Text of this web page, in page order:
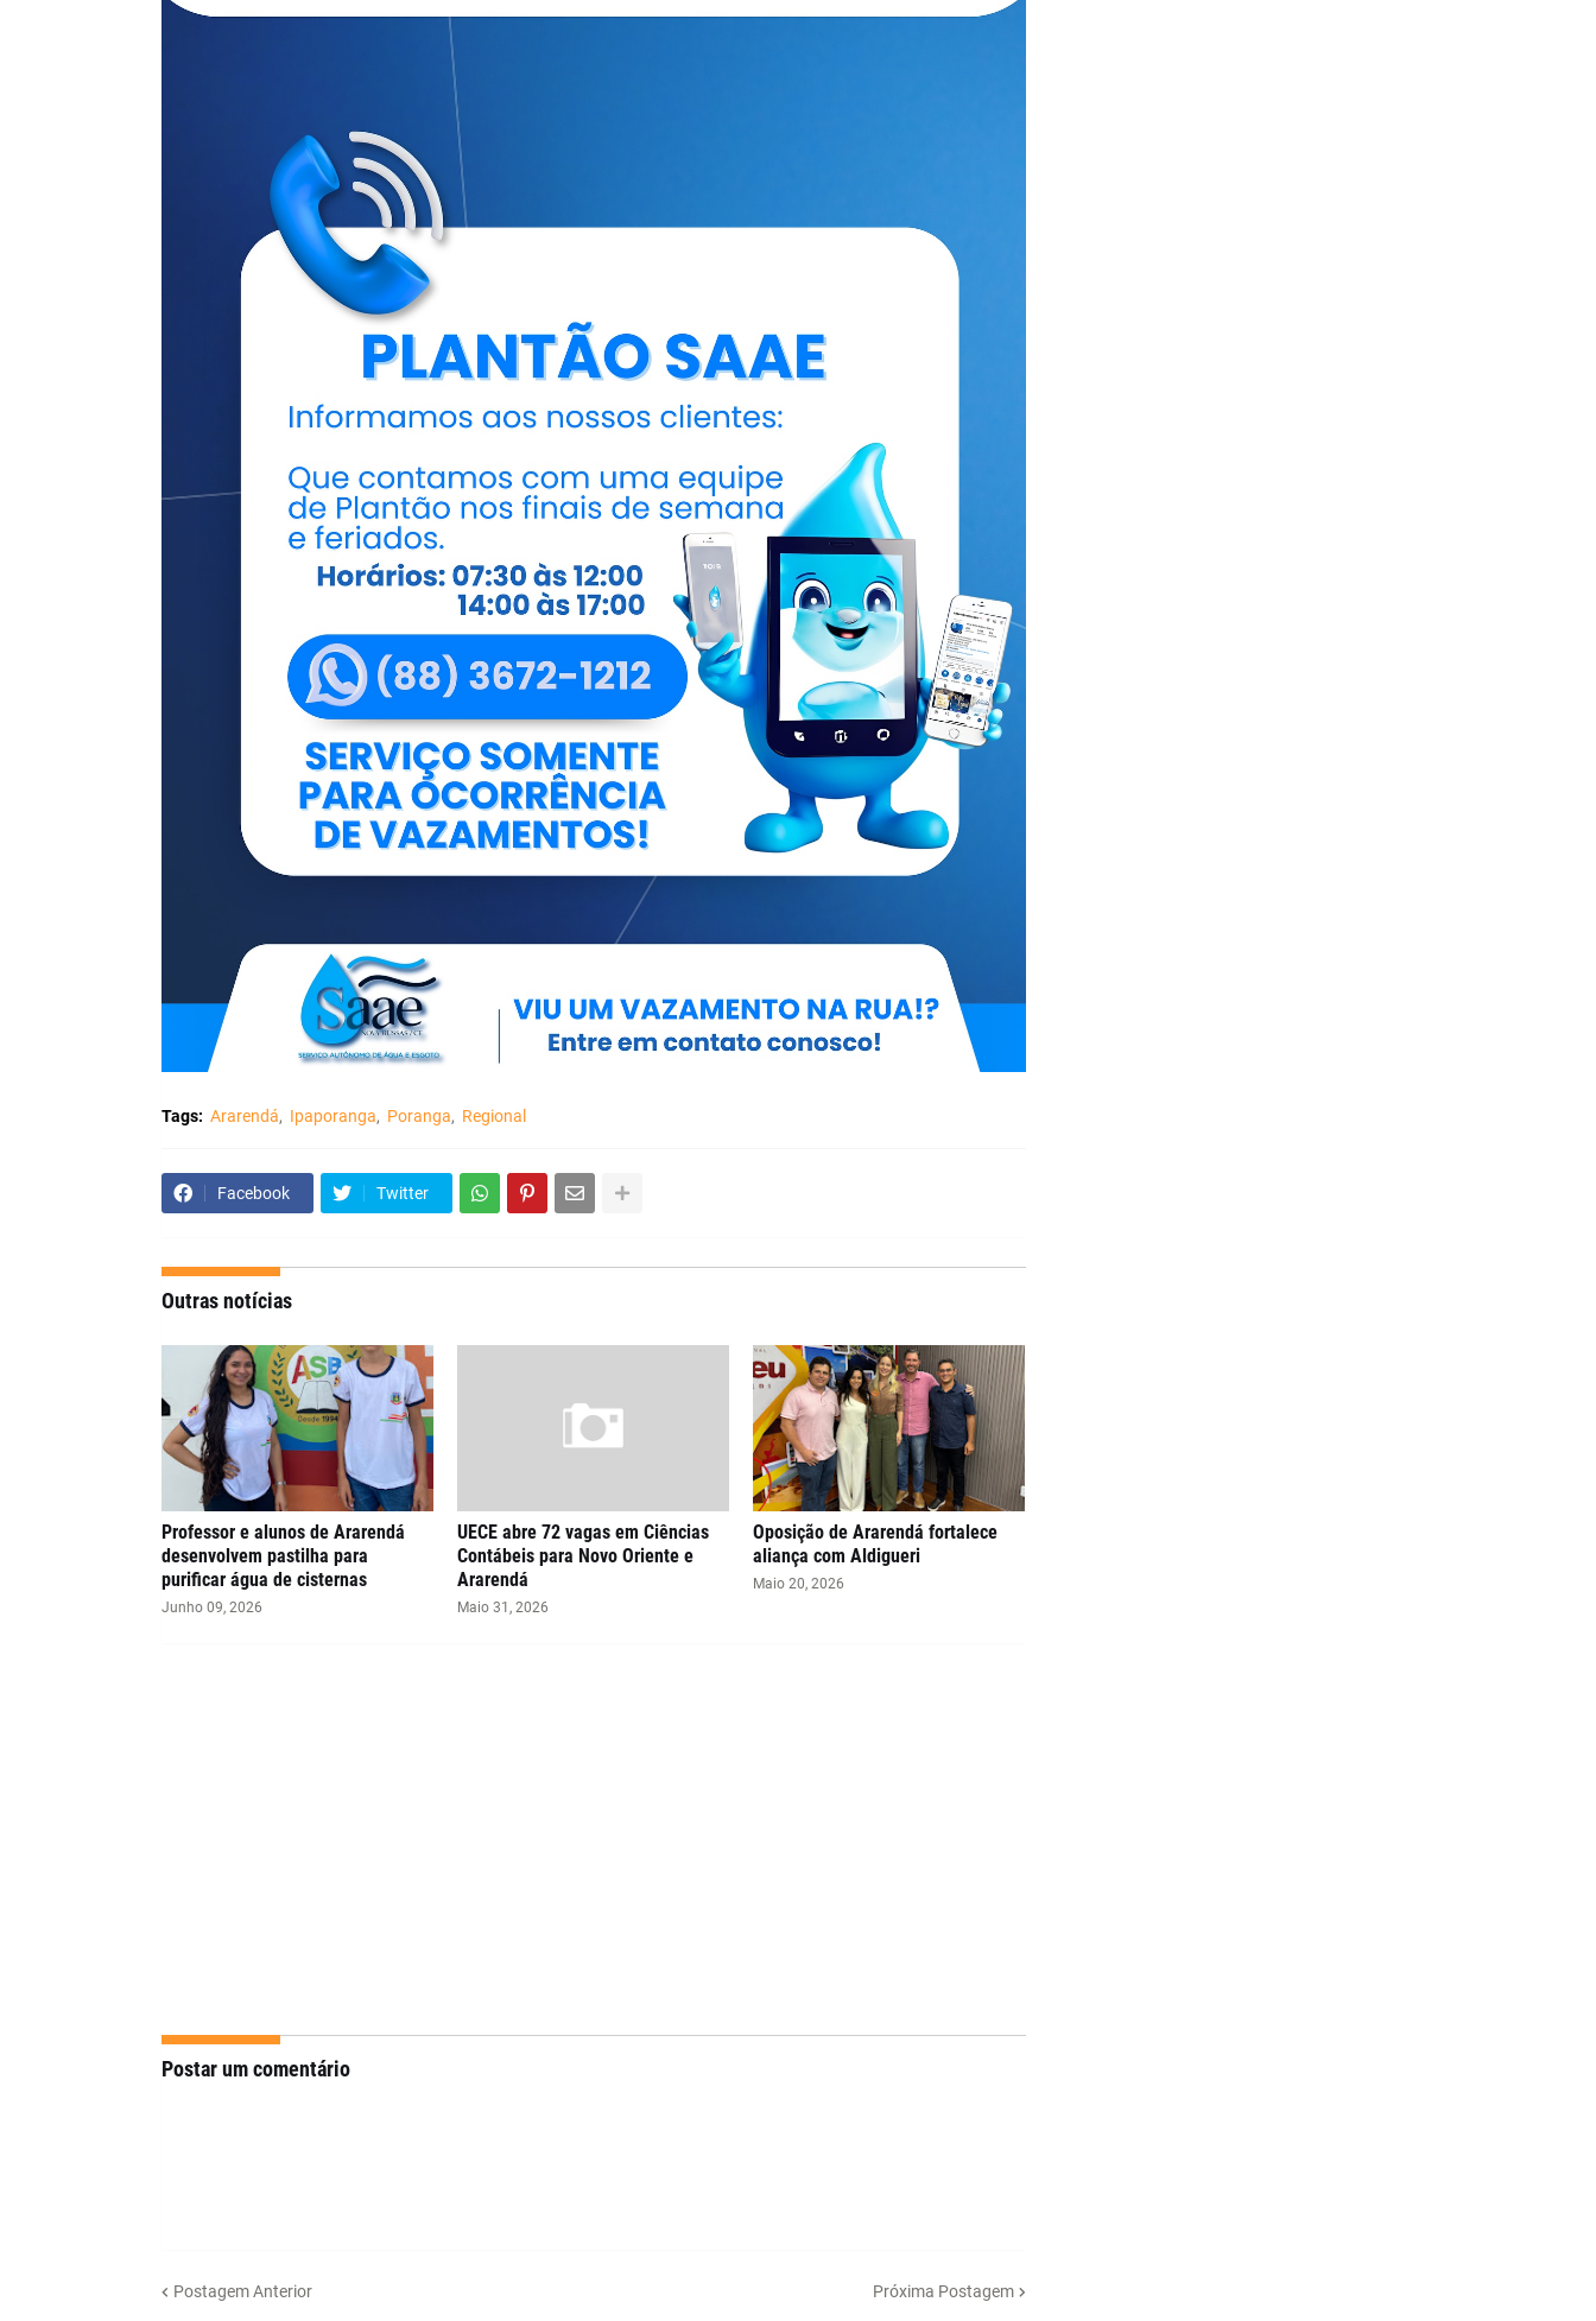
Tags: Ararendá Ipaporanga Poranga Regional
Facebook Twitter
Outras notícias
Professor e alunos de Ararendá
desenvolvem pastilha para
purificar água de cisternas
Junho 09, 2026
UECE abre 72 vagas em Ciências
Contábeis para Novo Oriente e
Ararendá
Maio 31, 2026
Oposição de Ararendá fortalece
aliança com Aldigueri
Maio 20, 2026
Postar um comentário
Postagem Anterior Próxima Postagem